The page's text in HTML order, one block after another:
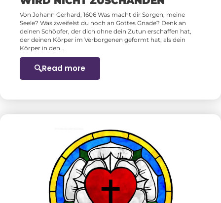
Von Johann Gerhard, 1606 Was macht dir Sorgen, meine
Seele? Was zweifelst du noch an Gottes Gnade? Denk an
deinen Schöpfer, der dich ohne dein Zutun erschaffen hat,
der deinen Körper im Verborgenen geformt hat, als dein
Körper in den…
Read more